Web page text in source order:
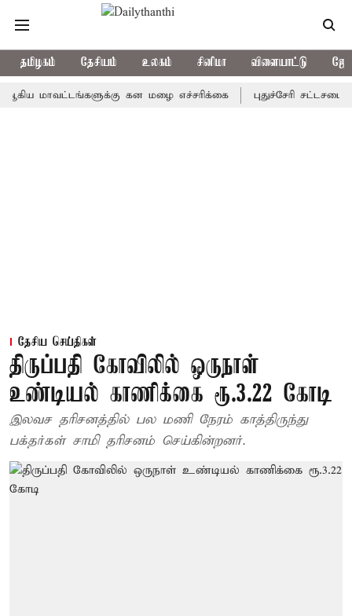
தமிழகம் தேசியம் உலகம் சினிமா விளையாட்டு
மாவட்டங்களுக்கு கன மழை எச்சரிக்கை புதுச்சேரி சட்டசபையில்
தேசிய செய்திகள்
திருப்பதி கோவிலில் ஒருநாள்
உண்டியல் காணிக்கை ரூ.3.22 கோடி
இலவச தரிசனத்தில் பல மணி நேரம் காத்திருந்து
பக்தர்கள் சாமி தரிசனம் செய்கின்றனர்.